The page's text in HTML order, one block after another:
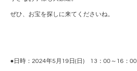
ぜひ、お宝を探しに来てくださいね。
●日時：2024年5月19日(日)​ 13：00～16：00